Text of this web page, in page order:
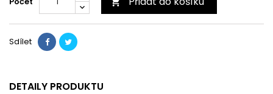
Sdílet
DETAILY PRODUKTU